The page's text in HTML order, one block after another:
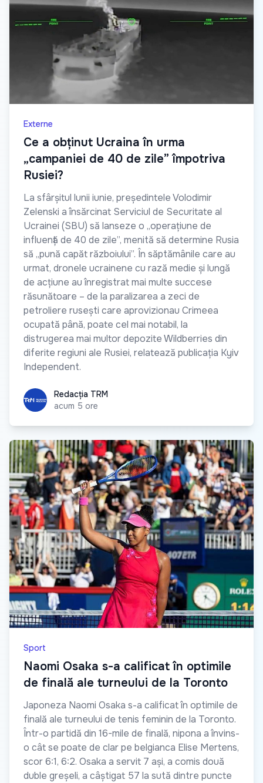
Externe
Ce a obținut Ucraina în urma
„campaniei de 40 de zile” împotriva
Rusiei?
La sfârșitul lunii iunie, președintele Volodimir
Zelenski a însărcinat Serviciul de Securitate al
Ucrainei (SBU) să lanseze o „operațiune de
influență de 40 de zile”, menită să determine Rusia
să „pună capăt războiului”. În săptămânile care au
urmat, dronele ucrainene cu rază medie și lungă
de acțiune au înregistrat mai multe succese
răsunătoare – de la paralizarea a zeci de
petroliere rusești care aprovizionau Crimeea
ocupată până, poate cel mai notabil, la
distrugerea mai multor depozite Wildberries din
diferite regiuni ale Rusiei, relatează publicația Kyiv
Independent.
Redacția TRM
Redacția TRM
acum 5 ore
Sport
Naomi Osaka s-a calificat în optimile
de finală ale turneului de la Toronto
Japoneza Naomi Osaka s-a calificat în optimile de
finală ale turneului de tenis feminin de la Toronto.
Într-o partidă din 16-mile de finală, nipona a învins-
o cât se poate de clar pe belgianca Elise Mertens,
scor 6:1, 6:2. Osaka a servit 7 ași, a comis două
duble greșeli, a câștigat 57 la sută dintre puncte